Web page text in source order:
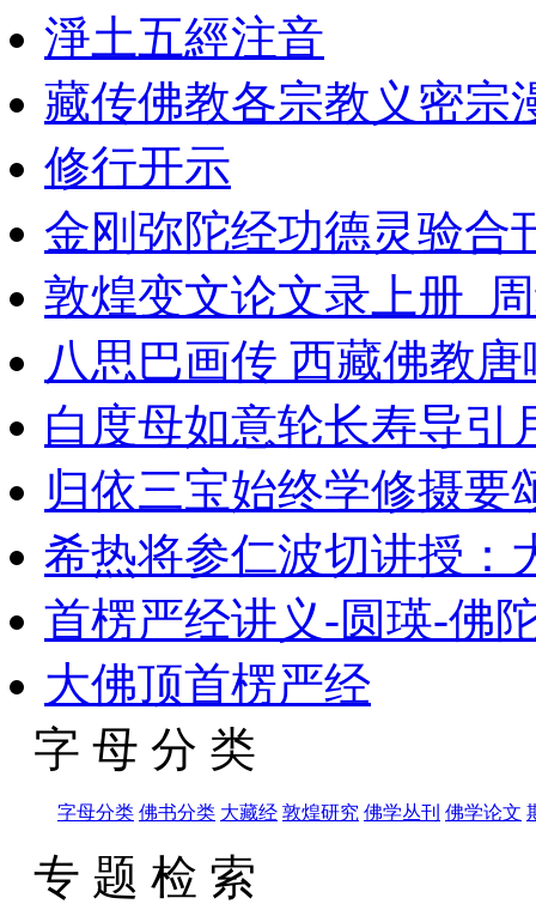
淨土五經注音
藏传佛教各宗教义密宗
修行开示
金刚弥陀经功德灵验合
敦煌变文论文录上册_
八思巴画传 西藏佛教
白度母如意轮长寿导引
归依三宝始终学修摄要
希热将参仁波切讲授：
首楞严经讲义-圆瑛-佛
大佛顶首楞严经
字 母 分 类
字母分类 佛书分类 大藏经 敦煌研究 佛学丛刊 佛学论文
专 题 检 索